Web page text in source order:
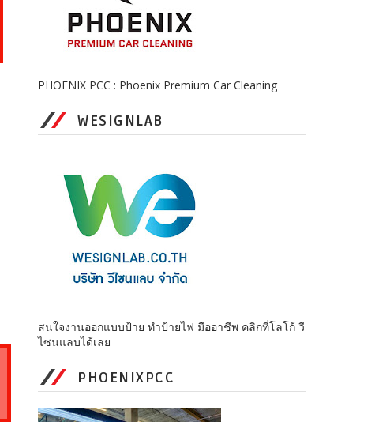
PHOENIX PCC : Phoenix Premium Car Cleaning
WESIGNLAB
สนใจงานออกแบบป้าย ทำป้ายไฟ มืออาชีพ คลิกที่โลโก้ วี
ไซนแลบได้เลย
PHOENIXPCC